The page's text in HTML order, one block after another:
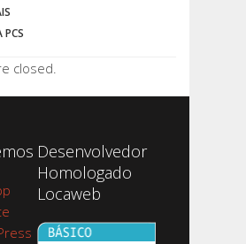
PCS
closed.
Desenvolvedor
Homologado
Locaweb